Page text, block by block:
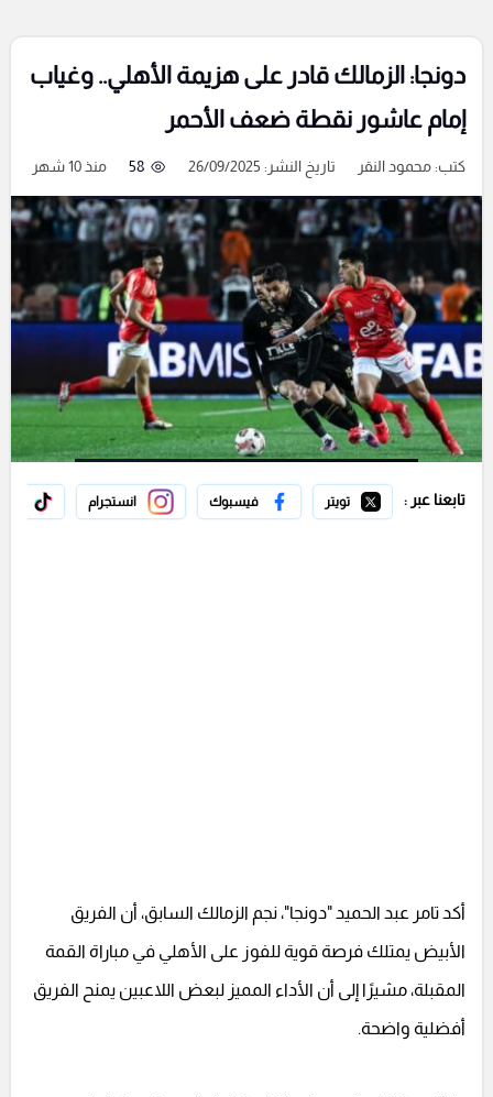
دونجا: الزمالك قادر على هزيمة الأهلي.. وغياب
إمام عاشور نقطة ضعف الأحمر
كتب:محمود النقر تاريخ النشر: 26/09/2025 58 منذ 10 شهر
تابعنا عبر : تويتر فيسبوك انستجرام
أكد تامر عبد الحميد "دونجا"، نجم الزمالك السابق، أن الفريق
الأبيض يمتلك فرصة قوية للفوز على الأهلي في مباراة القمة
المقبلة، مشيرًا إلى أن الأداء المميز لبعض اللاعبين يمنح الفريق
أفضلية واضحة.